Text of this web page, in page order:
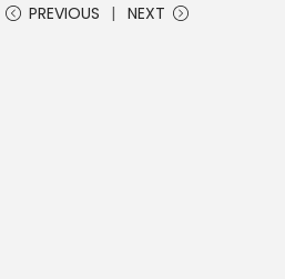
PREVIOUS NEXT